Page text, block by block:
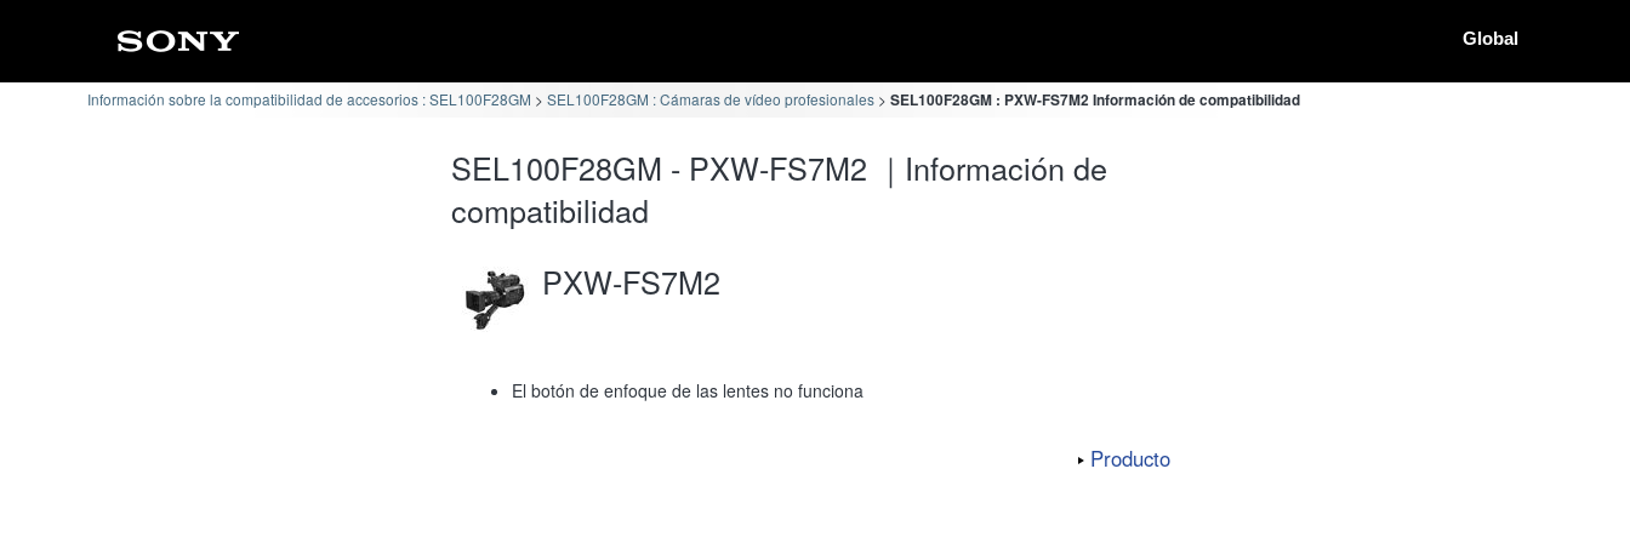
Global
Información sobre la compatibilidad de accesorios : SEL100F28GM SEL100F28GM : Cámaras de vídeo profesionales SEL100F28GM : PXW-FS7M2 Información de compatibilidad
SEL100F28GM - PXW-FS7M2 ｜Información de
compatibilidad
PXW-FS7M2
El botón de enfoque de las lentes no funciona
Producto